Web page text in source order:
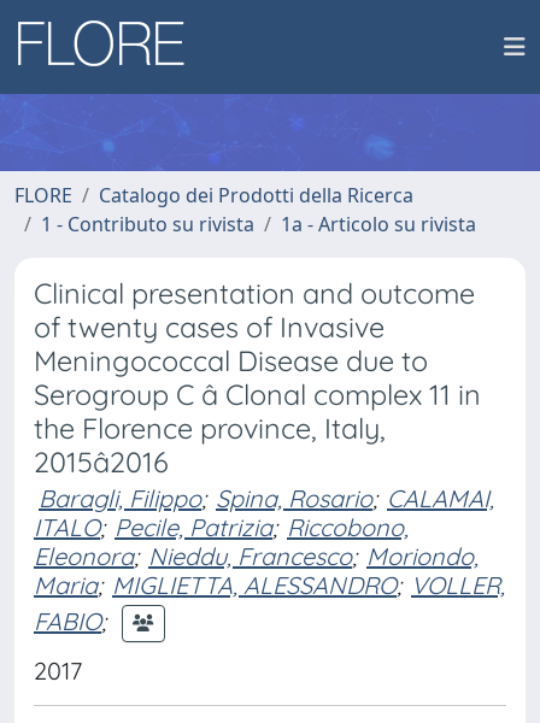
FLORE
Catalogo dei Prodotti della Ricerca
1 - Contributo su rivista
1a - Articolo su rivista
Clinical presentation and outcome
of twenty cases of Invasive
Meningococcal Disease due to
Serogroup C â Clonal complex 11 in
the Florence province, Italy,
2015â2016
Baragli, Filippo; Spina, Rosario; CALAMAI,
ITALO; Pecile, Patrizia; Riccobono,
Eleonora; Nieddu, Francesco; Moriondo,
Maria; MIGLIETTA, ALESSANDRO; VOLLER,
FABIO;
2017